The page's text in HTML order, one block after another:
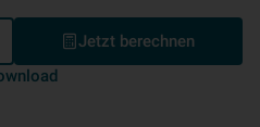
Jetzt berechnen